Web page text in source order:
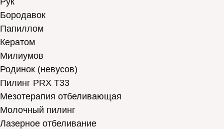
Бородавок
Папиллом
Кератом
Милиумов
Родинок (невусов)
Пилинг PRX T33
Мезотерапия отбеливающая
Молочный пилинг
Лазерное отбеливание